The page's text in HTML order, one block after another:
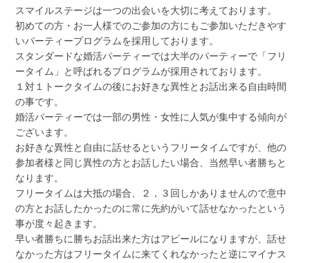
スマイルステージは一つの出会いを大切に考えております。
初めての方・お一人様でのご参加の方にもご参加いただきやす
いパーティープログラムを採用しております。
スタンダードな婚活パーティーでは大半のパーティーで「フリ
ータイム」と呼ばれるプログラムが採用されております。
１対１トークタイムの後にお好きな異性とお話出来る自由時間
の事です。
婚活パーティーでは一部の男性・女性に人気が集中する傾向が
ございます。
お好きな異性と自由に話せるというフリータイムですが、他の
参加者様と同じ異性の方とお話したい場合、当然早い者勝ちと
なります。
フリータイムは大抵の場合、２，３回しかありませんので意中
の方とお話したかったのに常に先約がいて話せなかったという
事が度々起きます。
早い者勝ちに勝ちお話出来た方はアピールになりますが、話せ
なかった方はフリータイムに来てくれなかったと逆にマイナス